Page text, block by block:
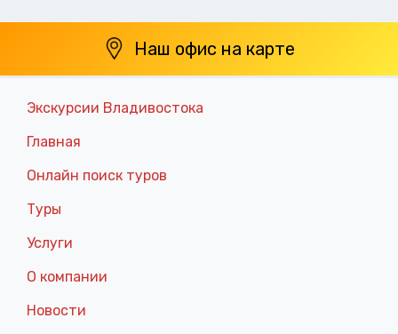
Наш офис на карте
Экскурсии Владивостока
Главная
Онлайн поиск туров
Туры
Услуги
О компании
Новости